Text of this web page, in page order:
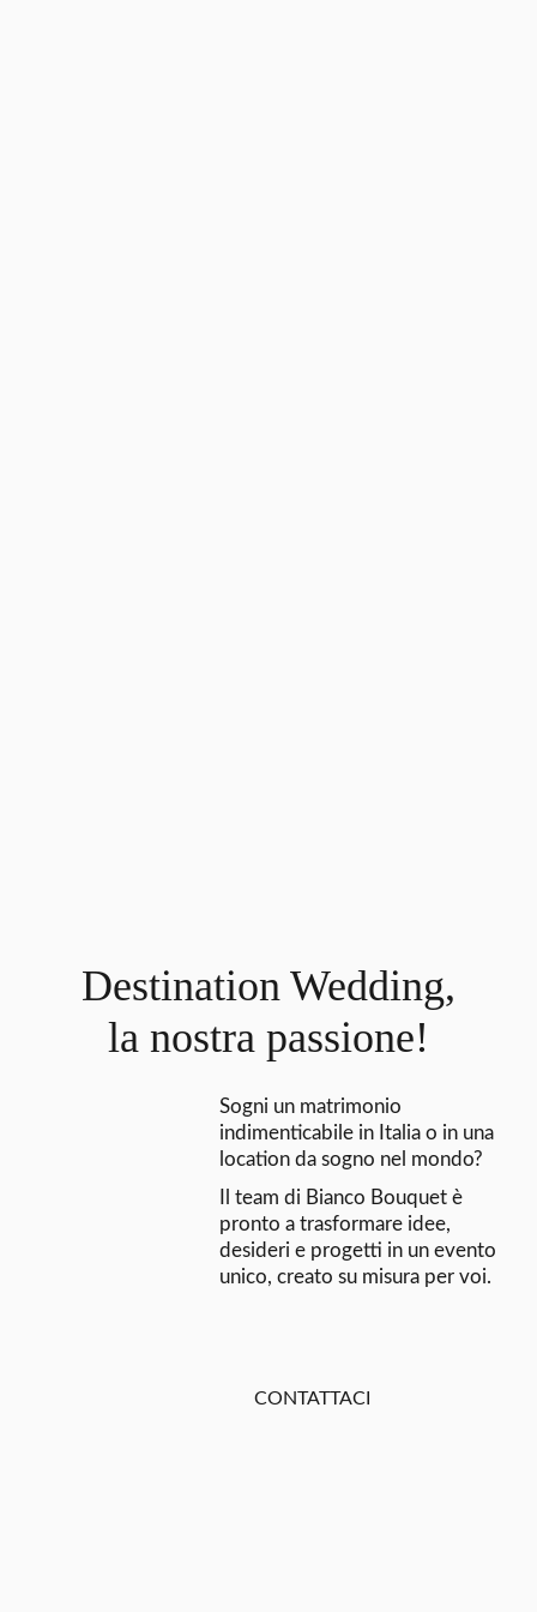
Destination Wedding,
la nostra passione!
Sogni un matrimonio
indimenticabile in Italia o in una
location da sogno nel mondo?
Il team di Bianco Bouquet è
pronto a trasformare idee,
desideri e progetti in un evento
unico, creato su misura per voi.
CONTATTACI